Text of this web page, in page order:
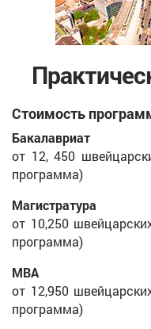
Стоимость
Бакалавриат
от 12, 450
программа)
Магистратура
от 10,250
программа)
MBA
от 12,950
программа)